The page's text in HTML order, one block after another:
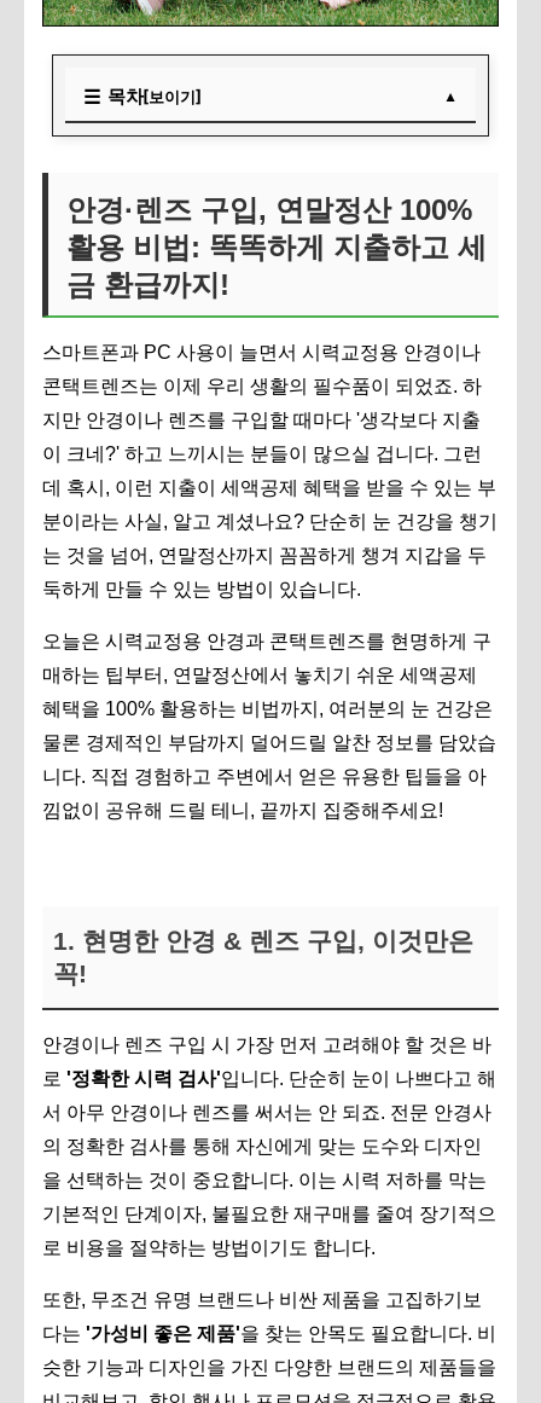
목차[보이기]
1. 현명한 안경 & 렌즈 구입, 이것만은 꼭!
2. 놓치면 후회! 연말정산 세액공제 100% 활용법
3. 꾸준한 눈 관리, 건강과 절약의 두 마리 토끼를 잡다!
자주 묻는 질문
안경·렌즈 구입, 연말정산 100%
활용 비법: 똑똑하게 지출하고 세
금 환급까지!
스마트폰과 PC 사용이 늘면서 시력교정용 안경이나
콘택트렌즈는 이제 우리 생활의 필수품이 되었죠. 하
지만 안경이나 렌즈를 구입할 때마다 '생각보다 지출
이 크네?' 하고 느끼시는 분들이 많으실 겁니다. 그런
데 혹시, 이런 지출이 세액공제 혜택을 받을 수 있는 부
분이라는 사실, 알고 계셨나요? 단순히 눈 건강을 챙기
는 것을 넘어, 연말정산까지 꼼꼼하게 챙겨 지갑을 두
둑하게 만들 수 있는 방법이 있습니다.
오늘은 시력교정용 안경과 콘택트렌즈를 현명하게 구
매하는 팁부터, 연말정산에서 놓치기 쉬운 세액공제
혜택을 100% 활용하는 비법까지, 여러분의 눈 건강은
물론 경제적인 부담까지 덜어드릴 알찬 정보를 담았습
니다. 직접 경험하고 주변에서 얻은 유용한 팁들을 아
낌없이 공유해 드릴 테니, 끝까지 집중해주세요!
1. 현명한 안경 & 렌즈 구입, 이것만은
꼭!
안경이나 렌즈 구입 시 가장 먼저 고려해야 할 것은 바
로 '정확한 시력 검사'입니다. 단순히 눈이 나쁘다고 해
서 아무 안경이나 렌즈를 써서는 안 되죠. 전문 안경사
의 정확한 검사를 통해 자신에게 맞는 도수와 디자인
을 선택하는 것이 중요합니다. 이는 시력 저하를 막는
기본적인 단계이자, 불필요한 재구매를 줄여 장기적으
로 비용을 절약하는 방법이기도 합니다.
또한, 무조건 유명 브랜드나 비싼 제품을 고집하기보
다는 '가성비 좋은 제품'을 찾는 안목도 필요합니다. 비
슷한 기능과 디자인을 가진 다양한 브랜드의 제품들을